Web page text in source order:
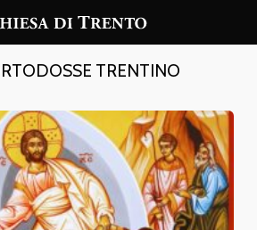
TRENTINO